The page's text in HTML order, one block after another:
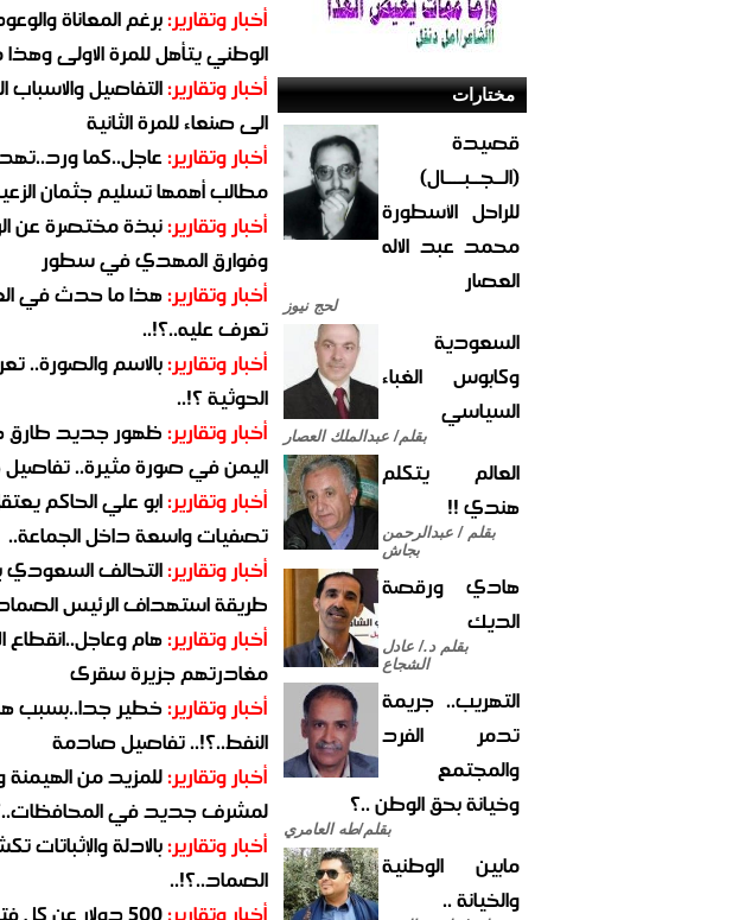
مختارات
قصيدة
(الــجــبــــال)
للراحل الأسطورة
محمد عبد الاله
العصار
لحج نيوز
السعودية
وكابوس الغباء
السياسي
بقلم/ عبدالملك العصار
العالم يتكلم
هندي !!
بقلم / عبدالرحمن
بجاش
هادي ورقصة
الديك
بقلم د./ عادل
الشجاع
التهريب.. جريمة
تدمر الفرد
والمجتمع
وخيانة بحق الوطن ..؟
بقلم/طه العامري
مابين الوطنية
والخيانة ..
أخبار وتقارير:برغم المعاناة
الوطني يتأهل للمرة الاولى
أخبار وتقارير:التفاصيل
الى صنعاء للمرة الثانية
أخبار وتقارير:عاجل..كما
مطالب أهمها تسليم جثمان
أخبار وتقارير:نبذة مختصرة عن
وفوارق المهدي في سطور
أخبار وتقارير:هذا ما حدث في
تعرف عليه..؟!..
أخبار وتقارير:بالاسم والصورة..
الحوثية ؟!..
أخبار وتقارير:ظهور جديد طارق
اليمن في صورة مثيرة..
أخبار وتقارير:ابو علي الحاكم
تصفيات واسعة داخل الجماعة..
أخبار وتقارير:التحالف
طريقة استهداف الرئيس
أخبار وتقارير:هام
مغادرتهم جزيرة سقرى
أخبار وتقارير:خطير جدا..بسبب
النفط..؟!.. تفاصيل صادمة
أخبار وتقارير:للمزيد من الهيمنة
لمشرف جديد في
أخبار وتقارير:بالادلة
الصماد..؟!..